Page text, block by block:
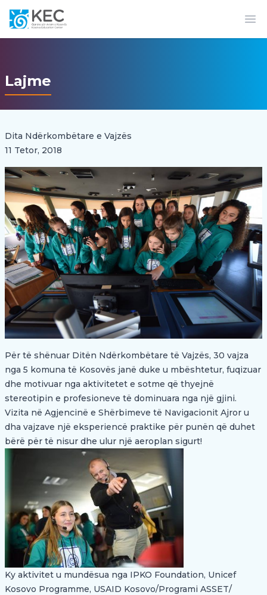
Lajme
Dita Ndërkombëtare e Vajzës
11 Tetor, 2018
Për të shënuar Ditën Ndërkombëtare të Vajzës, 30 vajza
nga 5 komuna të Kosovës janë duke u mbështetur, fuqizuar
dhe motivuar nga aktivitetet e sotme që thyejnë
stereotipin e profesioneve të dominuara nga një gjini.
Vizita në Agjencinë e Shërbimeve të Navigacionit Ajror u
dha vajzave një eksperiencë praktike për punën që duhet
bërë për të nisur dhe ulur një aeroplan sigurt!
Ky aktivitet u mundësua nga IPKO Foundation, Unicef
Kosovo Programme, USAID Kosovo/Programi ASSET/